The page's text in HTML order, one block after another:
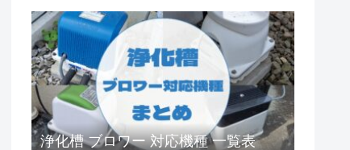
浄化槽 ブロワー 対応機種 一覧表